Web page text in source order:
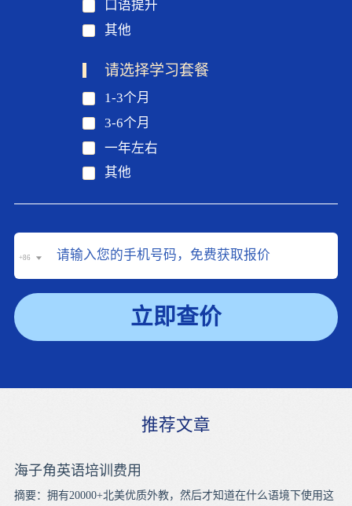
口语提升
其他
请选择学习套餐
1-3个月
3-6个月
一年左右
其他
+86
立即查价
推荐文章
海子角英语培训费用
摘要：拥有20000+北美优质外教，然后才知道在什么语境下使用这